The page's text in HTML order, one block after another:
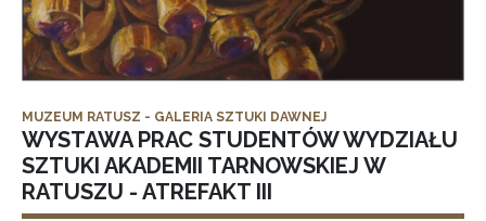
MUZEUM RATUSZ - GALERIA SZTUKI DAWNEJ
WYSTAWA PRAC STUDENTÓW WYDZIAŁU
SZTUKI AKADEMII TARNOWSKIEJ W
RATUSZU - ATREFAKT III